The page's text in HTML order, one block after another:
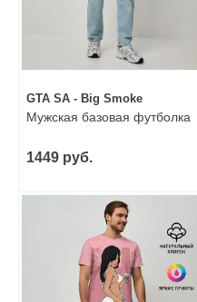
GTA SA - Big Smoke
Мужская базовая футболка
1449 руб.